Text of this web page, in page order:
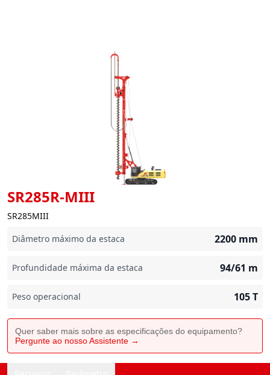
SR285R-MIII
SR285MIII
Diâmetro máximo da estaca
2200 mm
Profundidade máxima da estaca 94/61 m
Peso operacional 105T
Quer saber mais sobre as especificações do equipamento?
Pergunte ao nosso Assistente →